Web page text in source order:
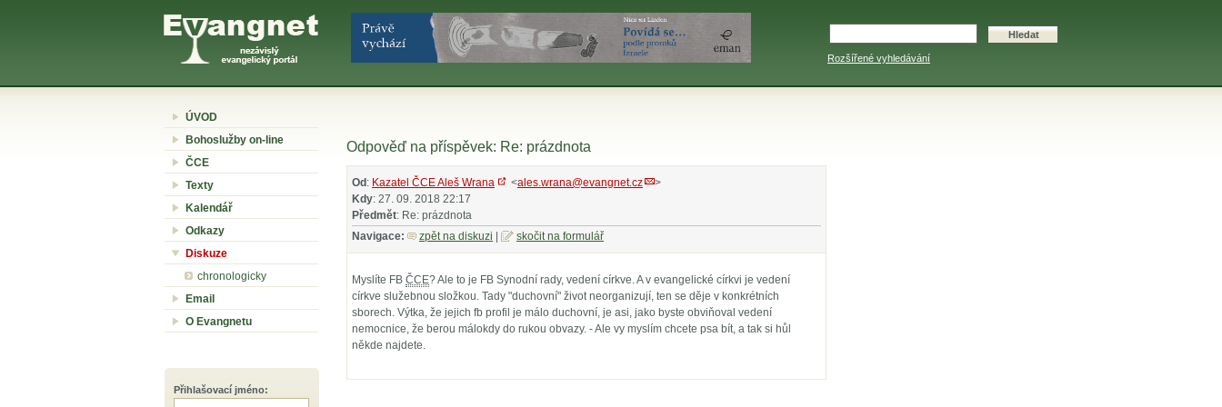
Rozšířené vyhledávání
ÚVOD
Bohoslužby on-line
ČCE
Texty
Kalendář
Odkazy
Diskuze
chronologicky
Email
O Evangnetu
Přihlašovací jméno:
Odpověď na příspěvek: Re: prázdnota
Od : Kazatel ČCE Aleš Wrana <ales.wrana@evangnet.cz
>
Kdy: 27. 09. 2018 22:17
Předmět: Re: prázdnota
Navigace:
zpět na diskuzi skočit na formulář
Myslíte FB ČCE? Ale to je FB Synodní rady, vedení církve. A v evangelické církvi je vedení
církve služebnou složkou. Tady "duchovní" život neorganizují, ten se děje v konkrétních
sborech. Výtka, že jejich fb profil je málo duchovní, je asi, jako byste obviňoval vedení
nemocnice, že berou málokdy do rukou obvazy. - Ale vy myslím chcete psa bít, a tak si hůl
někde najdete.